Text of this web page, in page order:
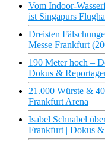
Vom Indoor-
ist Singapurs
Dreisten
Messe Frankfurt
190 Meter hoch –
Dokus &
21.000 Würste &
Frankfurt Arena
Isabel Schnabel
Frankfurt | Dokus &